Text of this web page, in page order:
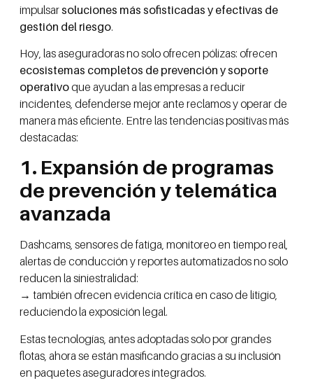
impulsarsoluciones más sofisticadas y efectivas de
gestión del riesgo.
Hoy, las aseguradoras no solo ofrecen pólizas: ofrecen
ecosistemas completos de prevención y soporte
operativoque ayudan a las empresas a reducir
incidentes, defenderse mejor ante reclamos y operar de
manera más eficiente. Entre las tendencias positivas más
destacadas:
1. Expansión de programas
de prevención y telemática
avanzada
Dashcams, sensores de fatiga, monitoreo en tiempo real,
alertas de conducción y reportes automatizados no solo
reducen la siniestralidad:
→ también ofrecen evidencia crítica en caso de litigio,
reduciendo la exposición legal.
Estas tecnologías, antes adoptadas solo por grandes
flotas, ahora se están masificando gracias a su inclusión
en paquetes aseguradores integrados.